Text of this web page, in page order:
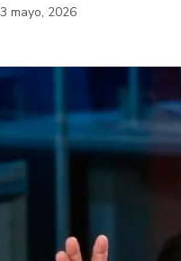
mayo, 2026